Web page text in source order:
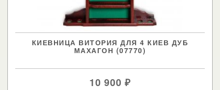
КИЕВНИЦА ВИТОРИЯ ДЛЯ 4 КИЕВ ДУБ
МАХАГОН (07770)
10 900₽